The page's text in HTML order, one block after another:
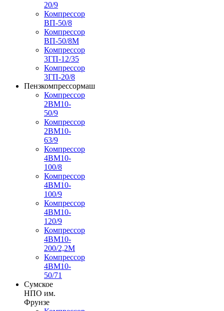
20/9
Компрессор
ВП-50/8
Компрессор
ВП-50/8М
Компрессор
3ГП-12/35
Компрессор
3ГП-20/8
Пензкомпрессормаш
Компрессор
2ВМ10-
50/9
Компрессор
2ВМ10-
63/9
Компрессор
4ВМ10-
100/8
Компрессор
4ВМ10-
100/9
Компрессор
4ВМ10-
120/9
Компрессор
4ВМ10-
200/2,2М
Компрессор
4ВМ10-
50/71
Сумское
НПО им.
Фрунзе